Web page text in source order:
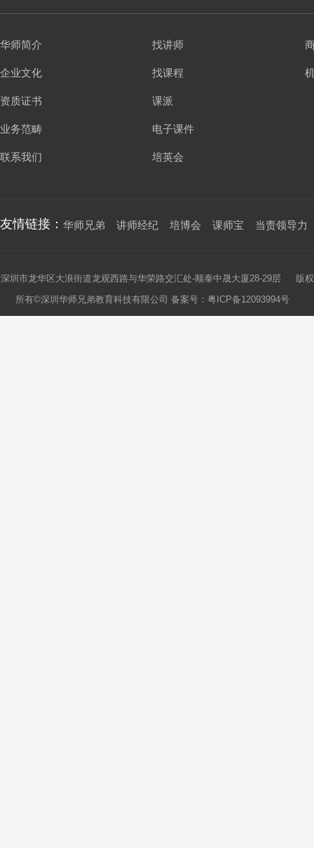
华师简介
企业文化
资质证书
业务范畴
联系我们
找讲师
找课程
课派
电子课件
培英会
友情链接： 华师兄弟 讲师经纪 培博会 课师宝 当责领导力
深圳市龙华区大浪街道龙观西路与华荣路交汇处-顺泰中晟大厦28-29层 版权
所有©深圳华师兄弟教育科技有限公司 备案号： 粤ICP备12093994号